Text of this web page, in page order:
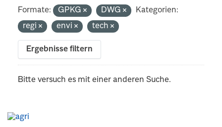
Formate: GPKG DWG
Kategorien:
regi
envi tech
Ergebnisse filtern
Bitte versuch es mit einer anderen Suche.